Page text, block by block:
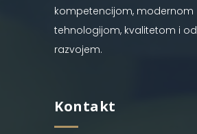
kompetencijom, modernom
tehnologijom, kvalitetom i
razvojem.
Kontakt